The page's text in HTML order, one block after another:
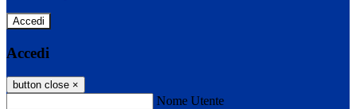
Accedi
Accedi
button close ×
Nome Utente